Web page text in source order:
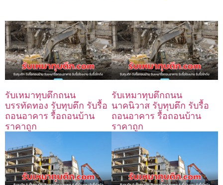
รับเหมาทุบตึกถนน
บรรทัดทอง รับทุบตึก รับรื้อ
ถอนอาคาร รื้อถอนบ้าน
ราคาถูก
รับเหมาทุบตึกถนน
นาคนิวาส รับทุบตึก รับรื้อ
ถอนอาคาร รื้อถอนบ้าน
ราคาถูก